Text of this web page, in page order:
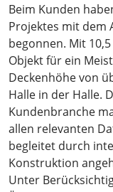
Beim Kunden
Projektes mit dem
begonnen. Mit
Objekt für ein
Deckenhöhe von
Halle in der Halle.
Kundenbranche
allen relevanten
begleitet durch
Konstruktion
Unter